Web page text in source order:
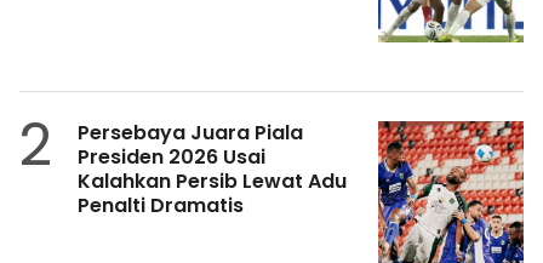
2
Persebaya Juara Piala
Presiden 2026 Usai
Kalahkan Persib Lewat Adu
Penalti Dramatis